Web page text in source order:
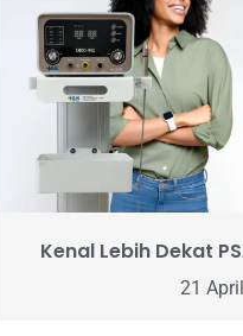
Kenal Lebih Dekat
21